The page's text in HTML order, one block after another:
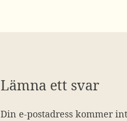
Lämna ett svar
Din e-postadress kommer